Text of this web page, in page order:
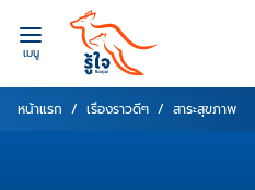
เมนู
หน้าแรก เรื่องราวดีๆ สาระสุขภาพ